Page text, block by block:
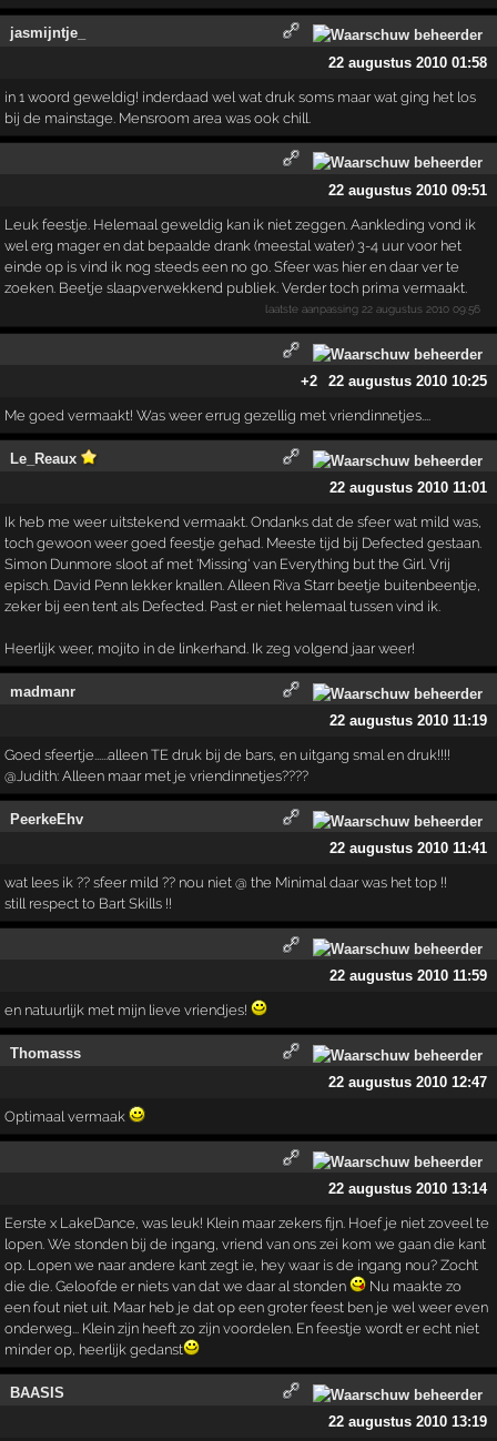
jasmijntje_
22 augustus 2010 01:58
in 1 woord geweldig! inderdaad wel wat druk soms maar wat ging het los
bij de mainstage. Mensroom area was ook chill.
22 augustus 2010 09:51
Leuk feestje. Helemaal geweldig kan ik niet zeggen. Aankleding vond ik
wel erg mager en dat bepaalde drank (meestal water) 3-4 uur voor het
einde op is vind ik nog steeds een no go. Sfeer was hier en daar ver te
zoeken. Beetje slaapverwekkend publiek. Verder toch prima vermaakt.
laatste aanpassing 22 augustus 2010 09:56
+2 22 augustus 2010 10:25
Me goed vermaakt! Was weer errug gezellig met vriendinnetjes....
Le_Reaux
22 augustus 2010 11:01
Ik heb me weer uitstekend vermaakt. Ondanks dat de sfeer wat mild was,
toch gewoon weer goed feestje gehad. Meeste tijd bij Defected gestaan.
Simon Dunmore sloot af met 'Missing' van Everything but the Girl. Vrij
episch. David Penn lekker knallen. Alleen Riva Starr beetje buitenbeentje,
zeker bij een tent als Defected. Past er niet helemaal tussen vind ik.
Heerlijk weer, mojito in de linkerhand. Ik zeg volgend jaar weer!
madmanr
22 augustus 2010 11:19
Goed sfeertje......alleen TE druk bij de bars, en uitgang smal en druk!!!!
@Judith: Alleen maar met je vriendinnetjes????
PeerkeEhv
22 augustus 2010 11:41
wat lees ik ?? sfeer mild ?? nou niet @ the Minimal daar was het top !!
still respect to Bart Skills !!
22 augustus 2010 11:59
en natuurlijk met mijn lieve vriendjes!
Thomasss
22 augustus 2010 12:47
Optimaal vermaak
22 augustus 2010 13:14
Eerste x LakeDance, was leuk! Klein maar zekers fijn. Hoef je niet zoveel te
lopen. We stonden bij de ingang, vriend van ons zei kom we gaan die kant
op. Lopen we naar andere kant zegt ie, hey waar is de ingang nou? Zocht
die die. Geloofde er niets van dat we daar al stonden
Nu maakte zo
een fout niet uit. Maar heb je dat op een groter feest ben je wel weer even
onderweg... Klein zijn heeft zo zijn voordelen. En feestje wordt er echt niet
minder op, heerlijk gedanst
BAASIS
22 augustus 2010 13:19